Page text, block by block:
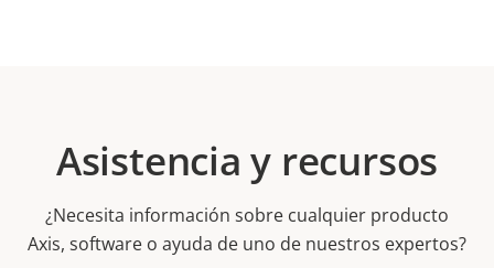
Asistencia y recursos
¿Necesita información sobre cualquier producto
Axis, software o ayuda de uno de nuestros expertos?